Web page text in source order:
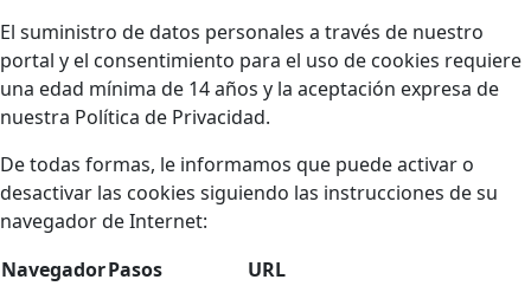
El suministro de datos personales a través de nuestro
portal y el consentimiento para el uso de cookies requiere
una edad mínima de 14 años y la aceptación expresa de
nuestra Política de Privacidad.
De todas formas, le informamos que puede activar o
desactivar las cookies siguiendo las instrucciones de su
navegador de Internet:
NavegadorPasos URL